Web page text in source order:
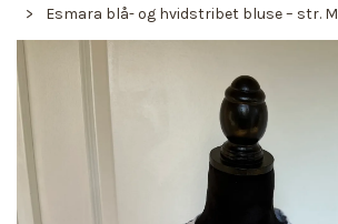
Esmara blå- og hvidstribet bluse – str. M